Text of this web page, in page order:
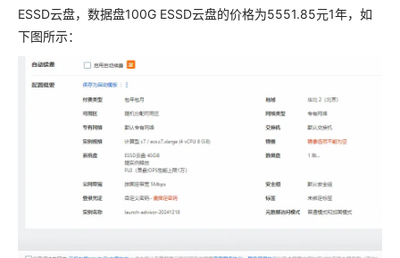
ESSD云盘，数据盘100G ESSD云盘的价格为5551.85元1年，如
下图所示：